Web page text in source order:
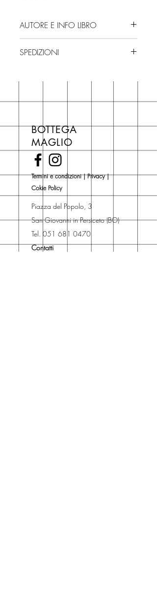
AUTORE E INFO LIBRO
Editore: Piemme
Numero pagine: 416
SPEDIZIONI
3/4 giorni, secondo disponibilità
di copertina, escluse le ultime
novità Maglio Editore (vedi etichetta
Novità).
Una volta nel carrello puoi decidere
se acquistare sul sito con
spedizione con corriere o se
risparmiare sulle spese di
spedizione e ritirare il libro presso
Libreria degli Orsi, Piazza del
Popolo 3, 40017
San Giovanni in Persiceto (BO).
BOTTEGA
MAGLIO
Termini e condizioni|Privacy|
Cokie Policy
Piazza del Popolo, 3
San Giovanni in Persiceto (BO)
Tel. 051 681 0470
Contatti